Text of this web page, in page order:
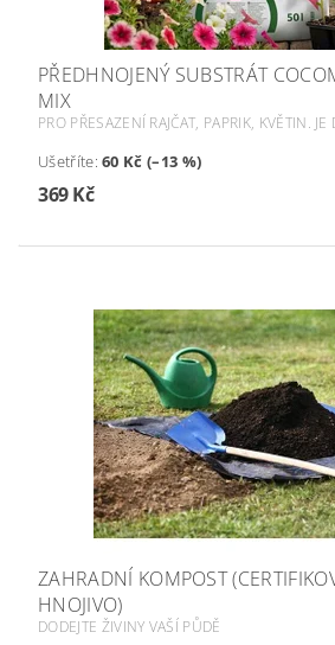
PŘEDHNOJENÝ SUBSTRÁT
MIX
PRO PŘESAZENÍ RAJČAT, PAPRIK, KVĚTIN. JE
Ušetříte:60 Kč (–13 %)
369 Kč
ZAHRADNÍ KOMPOST
HNOJIVO)
DODEJTE ŽIVINY VAŠÍ PŮDĚ